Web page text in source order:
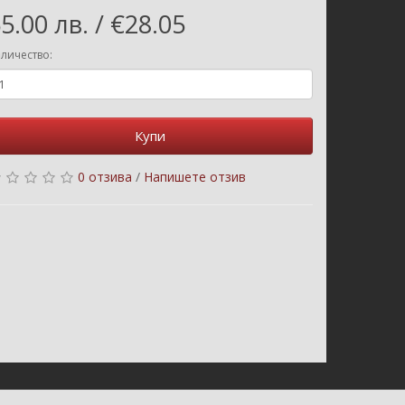
лв. / €28.05
Купи
0 отзива / Напишете отзив